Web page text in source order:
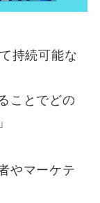
持続可能な
ことでどの
やマーケテ